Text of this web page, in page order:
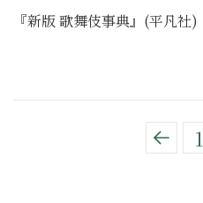
『新版 歌舞伎事典』(平凡社)
1